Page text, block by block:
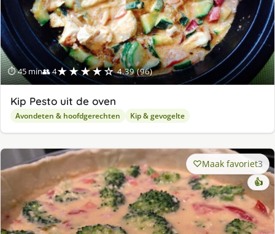
⏱ 45 min👥 4★★★★☆ 4.39 (96)
Kip Pesto uit de oven
Avondeten & hoofdgerechten Kip & gevogelte
Maak favoriet3
👍